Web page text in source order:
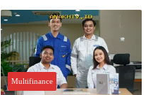
Multifinance